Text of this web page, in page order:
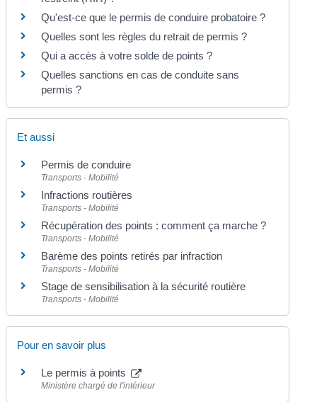
Qu'est-ce que le permis de conduire probatoire ?
Quelles sont les règles du retrait de permis ?
Qui a accès à votre solde de points ?
Quelles sanctions en cas de conduite sans
permis ?
Et aussi
Permis de conduire
Transports - Mobilité
Infractions routières
Transports - Mobilité
Récupération des points : comment ça marche ?
Transports - Mobilité
Barème des points retirés par infraction
Transports - Mobilité
Stage de sensibilisation à la sécurité routière
Transports - Mobilité
Pour en savoir plus
Le permis à points
Ministère chargé de l'intérieur